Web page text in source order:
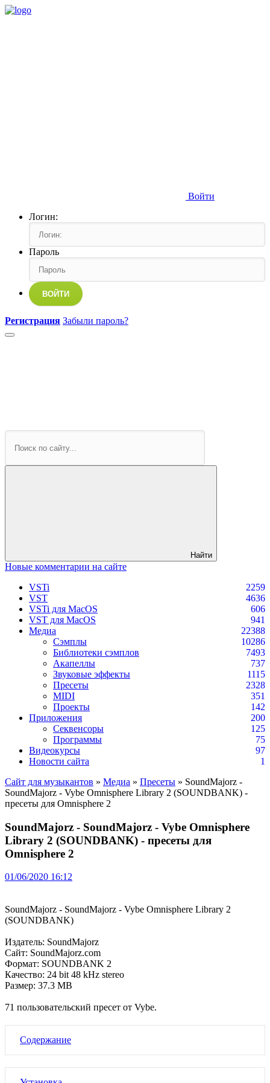
Войти
Логин:
Пароль
ВОЙТИ
Регистрация Забыли пароль?
Найти
Новые комментарии на сайте
VSTi
2259
VST
4636
VSTi для MacOS
606
VST для MacOS
941
Медиа
22388
Сэмплы
10286
Библиотеки сэмплов
7493
Акапеллы
737
Звуковые эффекты
1115
Пресеты
2328
MIDI
351
Проекты
142
Приложения
200
Секвенсоры
125
Программы
75
Видеокурсы
97
Новости сайта
1
Сайт для музыкантов » Медиа » Пресеты » SoundMajorz -
SoundMajorz - Vybe Omnisphere Library 2 (SOUNDBANK) -
пресеты для Omnisphere 2
SoundMajorz - SoundMajorz - Vybe Omnisphere
Library 2 (SOUNDBANK) - пресеты для
Omnisphere 2
01/06/2020 16:12
SoundMajorz - SoundMajorz - Vybe Omnisphere Library 2
(SOUNDBANK)
Издатель: SoundMajorz
Сайт: SoundMajorz.com
Формат: SOUNDBANK 2
Качество: 24 bit 48 kHz stereo
Размер: 37.3 MB
71 пользовательский пресет от Vybe.
Содержание